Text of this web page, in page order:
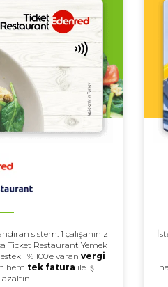
sistem: 1 çalışanınız
Ticket Restaurant Yemek
% 100’e varan vergi
hem tek fatura ile iş